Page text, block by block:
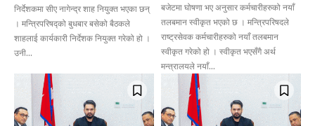
निर्देशकमा सीए नागेन्द्र शाह नियुक्त भएका छन्
। मन्त्रिपरिषद्को बुधबार बसेको बैठकले
शाहलाई कार्यकारी निर्देशक नियुक्त गरेको हो ।
उनी...
बजेटमा घोषणा भए अनुसार कर्मचारीहरुको नयाँ
तलबमान स्वीकृत भएको छ । मन्त्रिपरिषदले
राष्ट्रसेवक कर्मचारीहरुको नयाँ तलबमान
स्वीकृत गरेको हो । स्वीकृत भएसँगै अर्थ
मन्त्रालयले नयाँ...